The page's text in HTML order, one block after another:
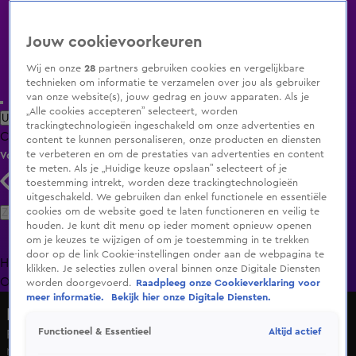
Uitzending Gemist Populaire programma's Zenders Genres
ClipsFilmsRadioSmart TV inlogShop
Volg KIJK
Zoeken
HomeUitzending Gemist Programma's De Bondgenoten
OranjezomerLivestreamsShop
Peter Heerschop komt er niet uit met de klantenservice
Ma 1 juni, 15:15
Jouw cookievoorkeuren
Wij en onze28 partners gebruiken cookies en vergelijkbare
technieken om informatie te verzamelen over jou als gebruiker
van onze website(s), jouw gedrag en jouw apparaten. Als je
„Alle cookies accepteren” selecteert, worden
trackingtechnologieën ingeschakeld om onze advertenties en
content te kunnen personaliseren, onze producten en diensten
te verbeteren en om de prestaties van advertenties en content
te meten. Als je „Huidige keuze opslaan” selecteert of je
toestemming intrekt, worden deze trackingtechnologieën
uitgeschakeld. We gebruiken dan enkel functionele en essentiële
cookies om de website goed te laten functioneren en veilig te
houden. Je kunt dit menu op ieder moment opnieuw openen
om je keuzes te wijzigen of om je toestemming in te trekken
door op de link Cookie-instellingen onder aan de webpagina te
klikken. Je selecties zullen overal binnen onze Digitale Diensten
worden doorgevoerd.
Raadpleeg onze Cookieverklaring voor
meer informatie.
Bekijk hier onze Digitale Diensten.
Functioneel & Essentieel Altijd actief